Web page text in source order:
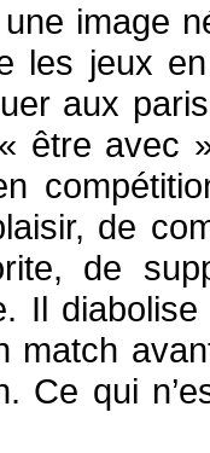
image
les jeux
aux
être avec
de
de
Il
match
Ce qui